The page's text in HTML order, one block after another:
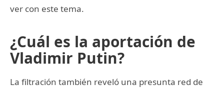
ver con este tema.
¿Cuál es la aportación de
Vladimir Putin?
La filtración también reveló una presunta red de